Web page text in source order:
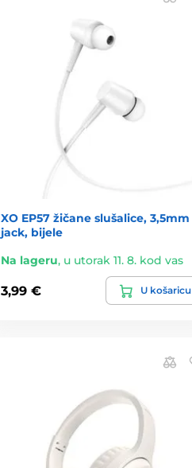
XO EP57 žičane slušalice, 3,5mm
jack, bijele
Na lageru, u utorak 11. 8. kod vas
3,99 € U košaricu